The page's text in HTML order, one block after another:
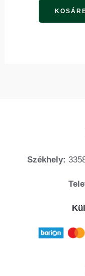
Székhely: